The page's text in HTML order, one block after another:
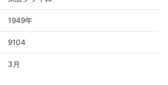
1949年
9104
3月